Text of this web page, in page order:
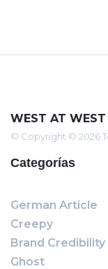
WEST AT WEST
© Copyright © 2026
Categorías
German Article
Creepy
Brand Credibility
Ghost